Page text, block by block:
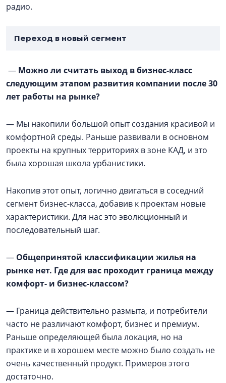
радио.
Переход в новый сегмент
— Можно ли считать выход в бизнес-класс
следующим этапом развития компании после 30
лет работы на рынке?
— Мы накопили большой опыт создания красивой и
комфортной среды. Раньше развивали в основном
проекты на крупных территориях в зоне КАД, и это
была хорошая школа урбанистики.
Накопив этот опыт, логично двигаться в соседний
сегмент бизнес-класса, добавив к проектам новые
характеристики. Для нас это эволюционный и
последовательный шаг.
— Общепринятой классификации жилья на
рынке нет. Где для вас проходит граница между
комфорт- и бизнес-классом?
— Граница действительно размыта, и потребители
часто не различают комфорт, бизнес и премиум.
Раньше определяющей была локация, но на
практике и в хорошем месте можно было создать не
очень качественный продукт. Примеров этого
достаточно.